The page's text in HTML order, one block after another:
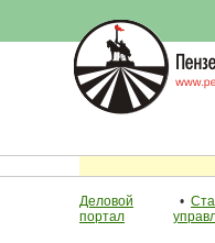
Деловой
портал
•